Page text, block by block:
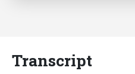
Transcript